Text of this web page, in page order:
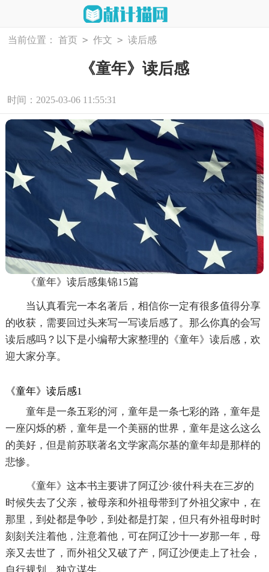
当前位置： 首页 > 作文 > 读后感
《童年》读后感
时间：2025-03-06 11:55:31
《童年》读后感集锦15篇
当认真看完一本名著后，相信你一定有很多值得分享
的收获，需要回过头来写一写读后感了。那么你真的会写
读后感吗？以下是小编帮大家整理的《童年》读后感，欢
迎大家分享。
《童年》读后感1
童年是一条五彩的河，童年是一条七彩的路，童年是
一座闪烁的桥，童年是一个美丽的世界，童年是这么这么
的美好，但是前苏联著名文学家高尔基的童年却是那样的
悲惨。
《童年》这本书主要讲了阿辽沙·彼什科夫在三岁的
时候失去了父亲，被母亲和外祖母带到了外祖父家中，在
那里，到处都是争吵，到处都是打架，但只有外祖母时时
刻刻关注着他，注意着他，可在阿辽沙十一岁那一年，母
亲又去世了，而外祖父又破了产，阿辽沙便走上了社会，